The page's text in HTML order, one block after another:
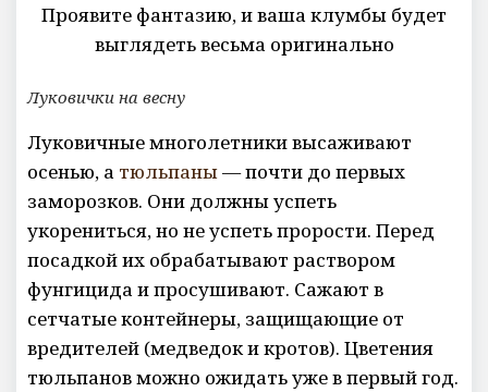
Проявите фантазию, и ваша клумбы будет
выглядеть весьма оригинально
Луковички на весну
Луковичные многолетники высаживают
осенью, а тюльпаны— почти до первых
заморозков. Они должны успеть
укорениться, но не успеть прорости. Перед
посадкой их обрабатывают раствором
фунгицида и просушивают. Сажают в
сетчатые контейнеры, защищающие от
вредителей (медведок и кротов). Цветения
тюльпанов можно ожидать уже в первый год.